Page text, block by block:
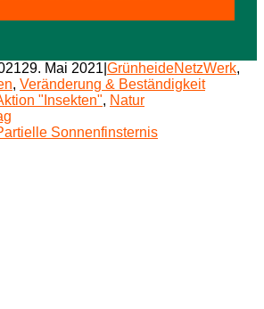
29. Mai 2021 GrünheideNetzWerk,
, Veränderung & Beständigkeit
"Insekten", Natur
Sonnenfinsternis